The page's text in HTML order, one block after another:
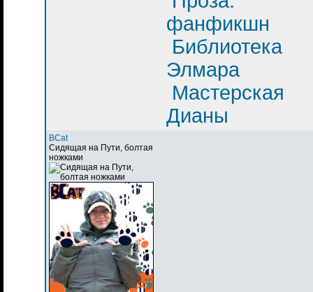
фанфикшн
Библиотека
Элмара
Мастерская
Дианы
BCat
Сидящая на Пути, болтая
ножками